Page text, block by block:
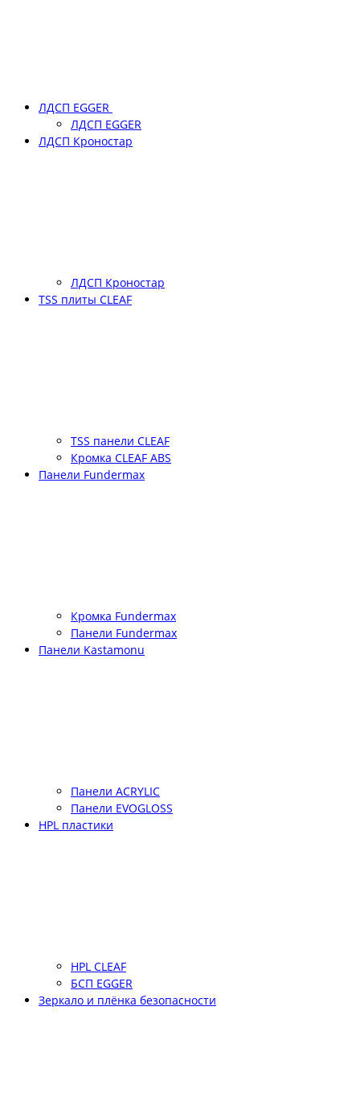
ЛДСП EGGER
ЛДСП EGGER
ЛДСП Кроностар
ЛДСП Кроностар
TSS плиты CLEAF
TSS панели CLEAF
Кромка CLEAF ABS
Панели Fundermax
Кромка Fundermax
Панели Fundermax
Панели Kastamonu
Панели ACRYLIC
Панели EVOGLOSS
HPL пластики
HPL CLEAF
БСП EGGER
Зеркало и плёнка безопасности